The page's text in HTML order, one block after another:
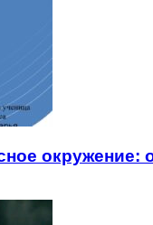
окружение: